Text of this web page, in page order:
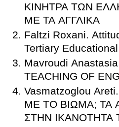
ΚΙΝΗΤΡΑ ΤΩΝ
ΜΕ ΤΑ ΑΓΓΛΙΚΑ
Faltzi Roxani.
Tertiary
Mavroudi
TEACHING OF
Vasmatzoglou
ΜΕ ΤΟ ΒΙΩΜΑ; ΤΑ
ΣΤΗΝ